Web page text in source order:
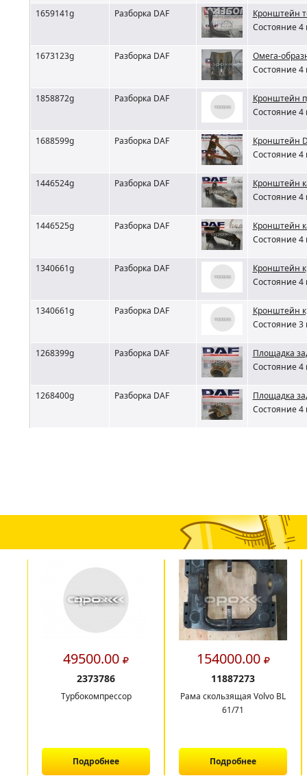
1659141g Разборка DAF
Кронштейн
Состояние 4
1673123g Разборка DAF
Омега-
Состояние 4
1858872g Разборка DAF
Кронштейн
Состояние 4
1688599g Разборка DAF
Кронштейн
Состояние 4
1446524g Разборка DAF
Кронштейн
Состояние 4
1446525g Разборка DAF
Кронштейн
Состояние 4
1340661g Разборка DAF
Кронштейн
Состояние 4
1340661g Разборка DAF
Кронштейн
Состояние 3
1268399g Разборка DAF
Площадка
Состояние 4
1268400g Разборка DAF
Площадка
Состояние 4
49500.00
2373786
Турбокомпрессор
Подробнее
154000.00
11887273
Рама скользящая Volvo BL
61/71
Подробнее